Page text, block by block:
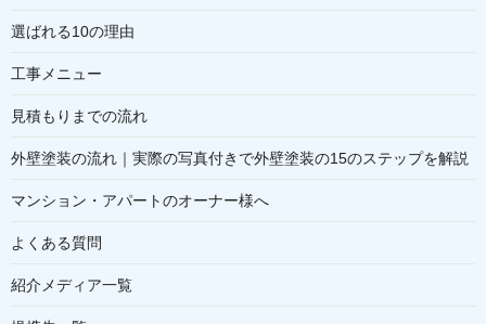
選ばれる10の理由
工事メニュー
見積もりまでの流れ
外壁塗装の流れ｜実際の写真付きで外壁塗装の15のステップを解説
マンション・アパートのオーナー様へ
よくある質問
紹介メディア一覧